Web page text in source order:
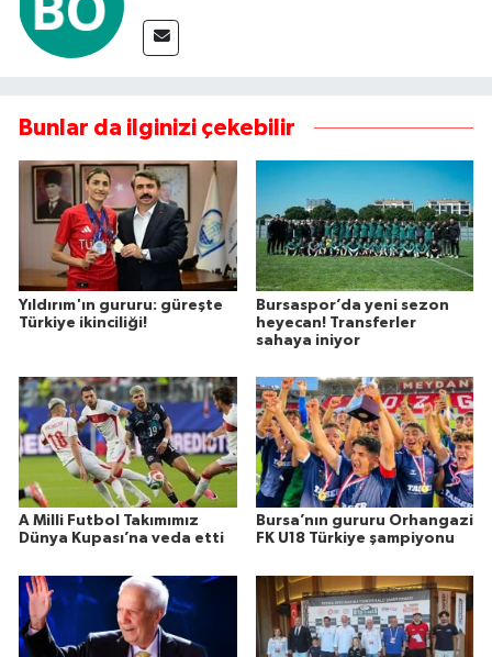
Bunlar da ilginizi çekebilir
Yıldırım'ın gururu: güreşte
Türkiye ikinciliği!
Bursaspor’da yeni sezon
heyecan! Transferler
sahaya iniyor
A Milli Futbol Takımımız
Dünya Kupası’na veda etti
Bursa’nın gururu Orhangazi
FK U18 Türkiye şampiyonu